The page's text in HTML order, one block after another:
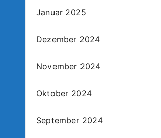
Januar 2025
Dezember 2024
November 2024
Oktober 2024
September 2024